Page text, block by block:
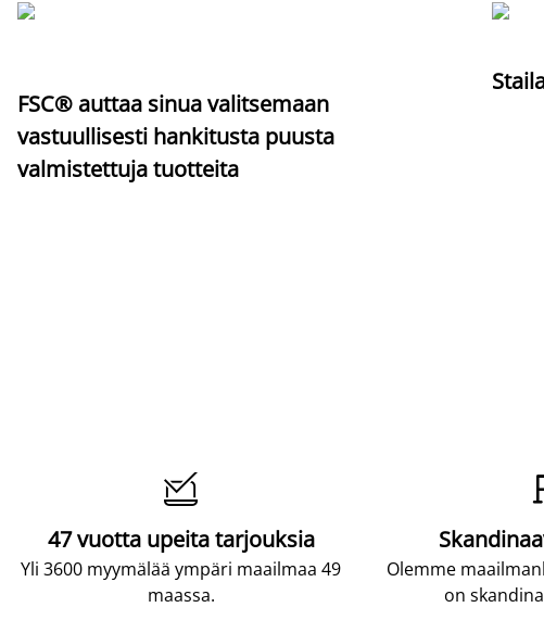
FSC® auttaa sinua valitsemaan
vastuullisesti hankitusta puusta
valmistettuja tuotteita

47 vuotta upeita tarjouksia
Yli 3600 myymälää ympäri maailmaa 49
maassa.
Olemme
on